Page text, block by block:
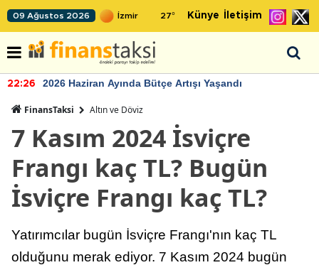
09 Ağustos 2026 27° Künye İletişim
22:26 2026 Haziran Ayında Bütçe Artışı Yaşandı
FinansTaksi Altın ve Döviz
7 Kasım 2024 İsviçre
Frangı kaç TL? Bugün
İsviçre Frangı kaç TL?
Yatırımcılar bugün İsviçre Frangı'nın kaç TL
olduğunu merak ediyor. 7 Kasım 2024 bugün